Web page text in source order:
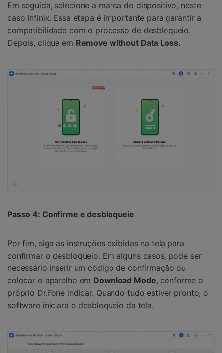
Em seguida, selecione a marca do dispositivo, neste
caso Infinix. Essa etapa é importante para garantir a
compatibilidade com o processo de desbloqueio.
Depois, clique em Remove without Data Loss.
Passo 4: Confirme e desbloqueie
Por fim, siga as instruções exibidas na tela para
confirmar o desbloqueio. Em alguns casos, pode ser
necessário inserir um código de confirmação ou
colocar o aparelho em Download Mode, conforme o
próprio Dr.Fone indicar. Quando tudo estiver pronto, o
software iniciará o desbloqueio da tela.